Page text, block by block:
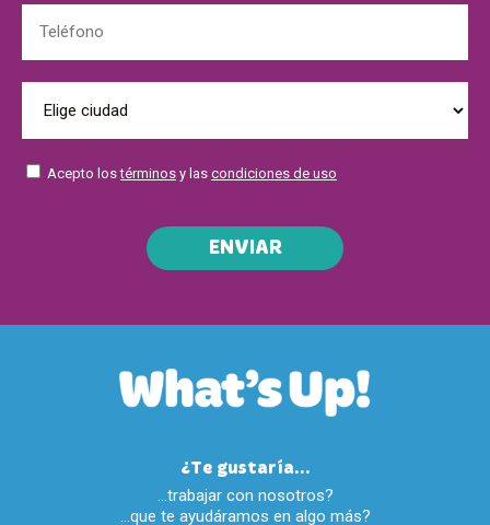
Acepto lostérminos y las condiciones de uso
ENVIAR
¿Te gustaría...
…trabajar con nosotros?
…que te ayudáramos en algo más?